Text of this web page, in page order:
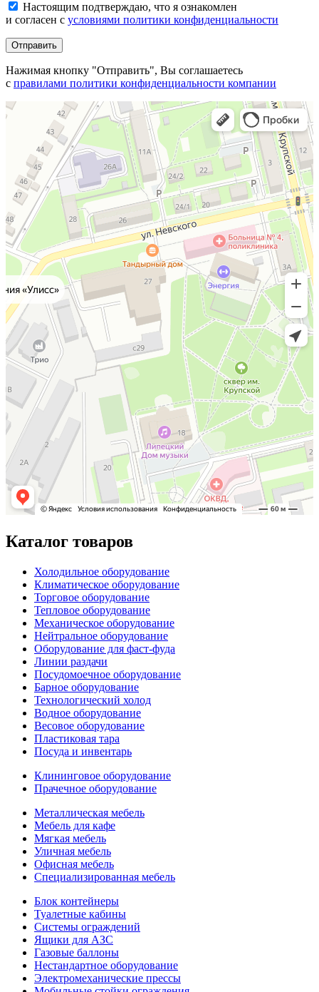
Настоящим подтверждаю, что я ознакомлен
и согласен с условиями политики конфиденциальности
Отправить
Нажимая кнопку "Отправить", Вы соглашаетесь
с правилами политики конфиденциальности компании
Каталог товаров
Холодильное оборудование
Климатическое оборудование
Торговое оборудование
Тепловое оборудование
Механическое оборудование
Нейтральное оборудование
Оборудование для фаст-фуда
Линии раздачи
Посудомоечное оборудование
Барное оборудование
Технологический холод
Водное оборудование
Весовое оборудование
Пластиковая тара
Посуда и инвентарь
Клининговое оборудование
Прачечное оборудование
Металлическая мебель
Мебель для кафе
Мягкая мебель
Уличная мебель
Офисная мебель
Специализированная мебель
Блок контейнеры
Туалетные кабины
Системы ограждений
Ящики для АЗС
Газовые баллоны
Нестандартное оборудование
Электромеханические прессы